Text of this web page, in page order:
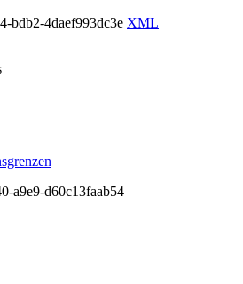
bdb2-4daef993dc3e XML
a9e9-d60c13faab54